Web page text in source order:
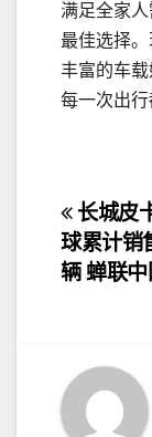
满足全家
最佳选择
丰富的车
每一次出行
文
章
航
长城皮
球累计销
辆 蝉联